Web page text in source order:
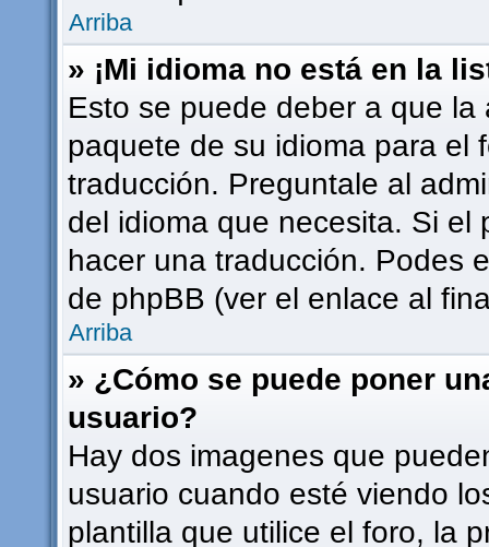
Arriba
» ¡Mi idioma no está en la
Esto se puede deber a que
paquete de su idioma para el
traducción. Preguntale al
del idioma que necesita. Si
hacer una traducción. Podes
de phpBB (ver el enlace al
Arriba
» ¿Cómo se puede poner
usuario?
Hay dos imagenes que
usuario cuando esté viendo
plantilla que utilice el foro, la